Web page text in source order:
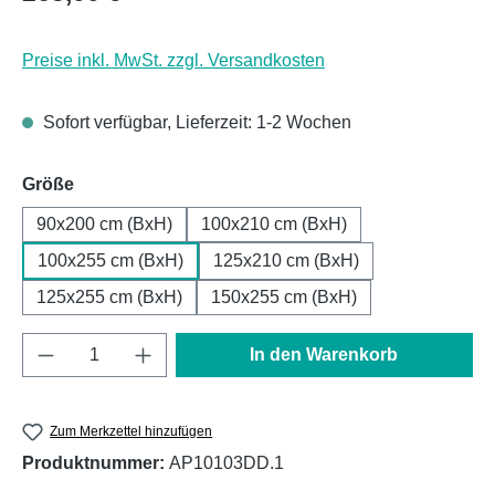
Preise inkl. MwSt. zzgl. Versandkosten
Sofort verfügbar, Lieferzeit: 1-2 Wochen
Größeauswählen
90x200 cm (BxH)
100x210 cm (BxH)
100x255 cm (BxH)
125x210 cm (BxH)
125x255 cm (BxH)
150x255 cm (BxH)
Produkt Anzahl: Gib den gewünschten
In den Warenkorb
Zum Merkzettel hinzufügen
Produktnummer: AP10103DD.1